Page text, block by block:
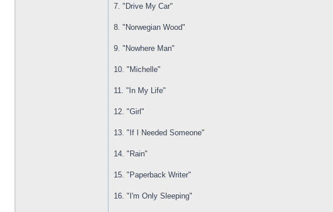
7. "Drive My Car"
8. "Norwegian Wood"
9. "Nowhere Man"
10. "Michelle"
11. "In My Life"
12. "Girl"
13. "If I Needed Someone"
14. "Rain"
15. "Paperback Writer"
16. "I'm Only Sleeping"